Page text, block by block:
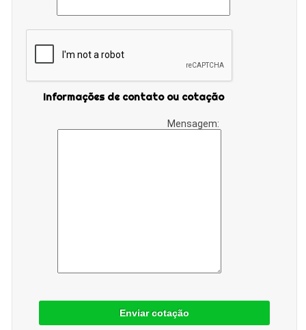
Informações de contato ou cotação
Mensagem:
Enviar cotação